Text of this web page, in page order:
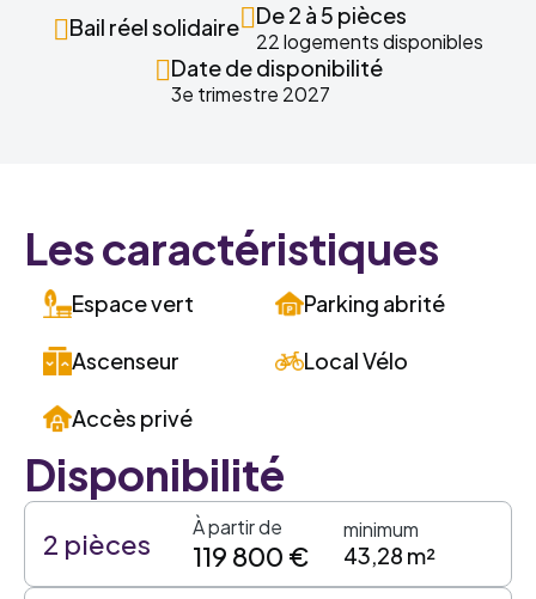
Bail réel solidaire De 2 à 5 pièces
22 logements disponibles
Date de disponibilité
3e trimestre 2027
Les caractéristiques
Espace vert Parking abrité
Ascenseur Local Vélo
Accès privé
Disponibilité
2 pièces
À partir de
119 800 €
minimum
43,28 m²